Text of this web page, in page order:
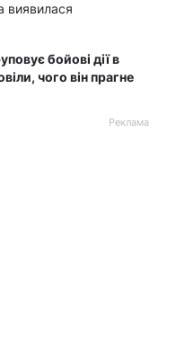
виявилася
бойові дії в
чого він прагне
Реклама